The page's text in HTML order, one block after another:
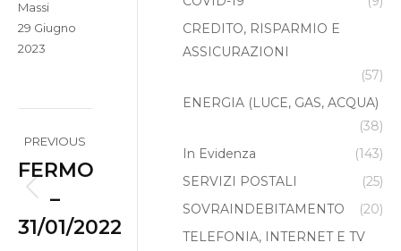
Massi
29 Giugno
2023
navigation
PREVIOUS
Previous
album:
FERMO
–
31/01/2022
CREDITO, RISPARMIO E
ASSICURAZIONI
(57)
ENERGIA (LUCE, GAS, ACQUA)
(38)
In Evidenza
(143)
SERVIZI POSTALI
(25)
SOVRAINDEBITAMENTO
(20)
TELEFONIA, INTERNET E TV